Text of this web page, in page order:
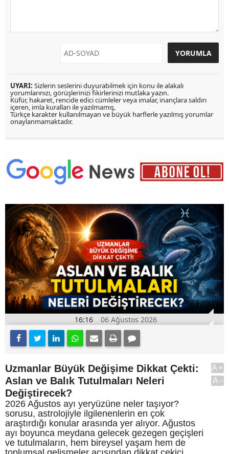
UYARI: Sizlerin seslerini duyurabilmek için konu ile alakalı
yorumlarınızı, görüşlerinizi fikirlerinizi mutlaka yazın.
Küfür, hakaret, rencide edici cümleler veya imalar, inançlara saldırı
içeren, imla kuralları ile yazılmamış,
Türkçe karakter kullanılmayan ve büyük harflerle yazılmış yorumlar
onaylanmamaktadır.
16:16 06 Ağustos 2026
Uzmanlar Büyük Değişime Dikkat Çekti:
Aslan ve Balık Tutulmaları Neleri
Değiştirecek?
2026 Ağustos ayı yeryüzüne neler taşıyor?
sorusu, astrolojiyle ilgilenenlerin en çok
araştırdığı konular arasında yer alıyor. Ağustos
ayı boyunca meydana gelecek gezegen geçişleri
ve tutulmaların, hem bireysel yaşam hem de
A+
A-